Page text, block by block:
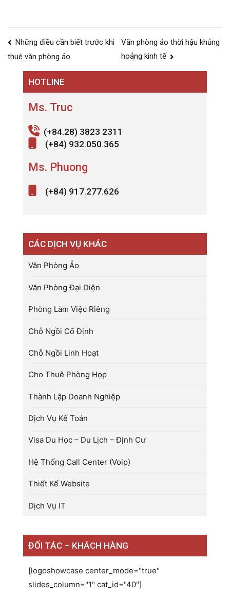
Điều
hướng
Những điều cần biết trước khi
thuê văn phòng ảo
Văn phòng ảo thời hậu khủng
hoảng kinh tế
HOTLINE
Ms. Truc
(+84.28) 3823 2311
(+84) 932.050.365
Ms. Phuong
(+84) 917.277.626
CÁC DỊCH VỤ KHÁC
Văn Phòng Ảo
Văn Phòng Đại Diện
Phòng Làm Việc Riêng
Chỗ Ngồi Cố Định
Chỗ Ngồi Linh Hoạt
Cho Thuê Phòng Họp
Thành Lập Doanh Nghiệp
Dịch Vụ Kế Toán
Visa Du Học – Du Lịch – Định Cư
Hệ Thống Call Center (Voip)
Thiết Kế Website
Dịch Vụ IT
ĐỐI TÁC – KHÁCH HÀNG
[logoshowcase center_mode="true"
slides_column="1" cat_id="40"]